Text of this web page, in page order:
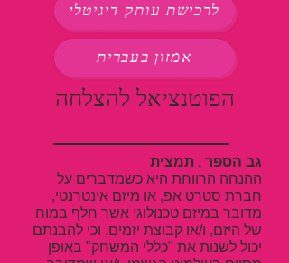
לרכישת עותק דיגיטלי
אמזון בעברית
הפוטנציאל להצלחה
גב הספר , תמצית
ההנחה הרווחת היא כשמדברים על
חברת סטרט אפ, או מיזם אינטרנטי,
מדובר במיזם טכנולוגי אשר חלף במוח
של היזם, ו/או קבוצת יזמים, וכי להבנתם
יכול לשנות את "כללי המשחק" באופן